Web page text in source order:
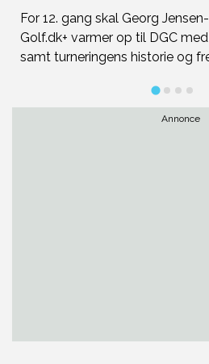
For 12. gang skal Georg
Golf.dk+ varmer op til DGC
samt turneringens historie og
Annonce